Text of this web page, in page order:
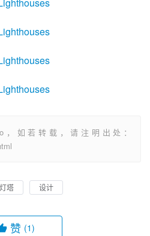
，如若转载，请注明出处：
灯塔 设计
赞 (1)